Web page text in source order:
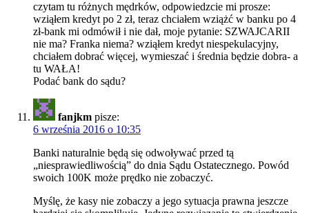
czytam tu różnych mędrków, odpowiedzcie mi prosze:
wziąłem kredyt po 2 zł, teraz chciałem wziążć w banku po 4
zł-bank mi odmówił i nie dał, moje pytanie: SZWAJCARII
nie ma? Franka niema? wziąłem kredyt niespekulacyjny,
chciałem dobrać więcej, wymieszać i średnia będzie dobra- a
tu WAŁA!
Podać bank do sądu?
fanjkm pisze:
6 września 2016 o 10:35
Banki naturalnie będą się odwoływać przed tą
„niesprawiedliwością” do dnia Sądu Ostatecznego. Powód
swoich 100K może prędko nie zobaczyć.
Myślę, że kasy nie zobaczy a jego sytuacja prawna jeszcze